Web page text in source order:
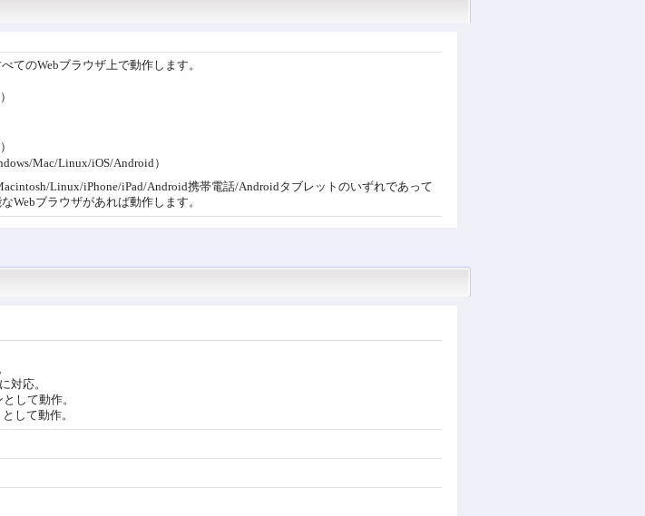
てのWebブラウザ上で動作します。
Mac/Linux/iOS/Android）
Linux/iPhone/iPad/Android携帯電話/Androidタブレットのいずれであって
Webブラウザがあれば動作します。
対応。
して動作。
して動作。